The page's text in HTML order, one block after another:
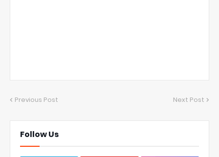
Previous Post Next Post
Follow Us